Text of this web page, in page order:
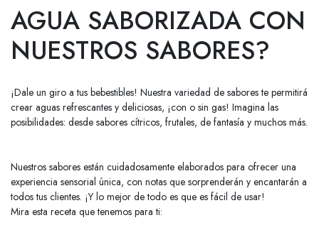
AGUA SABORIZADA CON
NUESTROS SABORES?
¡Dale un giro a tus bebestibles! Nuestra variedad de sabores te permitirá
crear aguas refrescantes y deliciosas, ¡con o sin gas! Imagina las
posibilidades: desde sabores cítricos, frutales, de fantasía y muchos más.
Nuestros sabores están cuidadosamente elaborados para ofrecer una
experiencia sensorial única, con notas que sorprenderán y encantarán a
todos tus clientes. ¡Y lo mejor de todo es que es fácil de usar!
Mira esta receta que tenemos para ti: